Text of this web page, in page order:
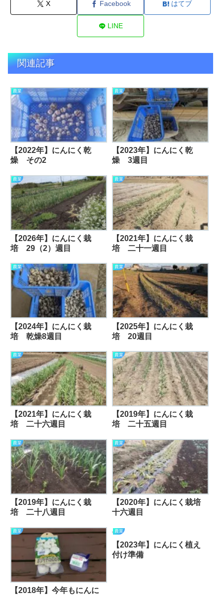
X Facebook はてブ
LINE
関連記事
農業
【2022年】にんにく乾
燥 その2
農業
【2023年】にんにく乾
燥 3週目
農業
【2026年】にんにく栽
培 29（2）週目
農業
【2021年】にんにく栽
培 二十一週目
農業
【2024年】にんにく栽
培 乾燥8週目
農業
【2025年】にんにく栽
培 20週目
農業
【2021年】にんにく栽
培 二十六週目
農業
【2019年】にんにく栽
培 二十五週目
農業
【2019年】にんにく栽
培 二十八週目
農業
【2020年】にんにく栽培
十六週目
農業
【2018年】今年もにんに
農業
【2023年】にんにく植え
付け準備